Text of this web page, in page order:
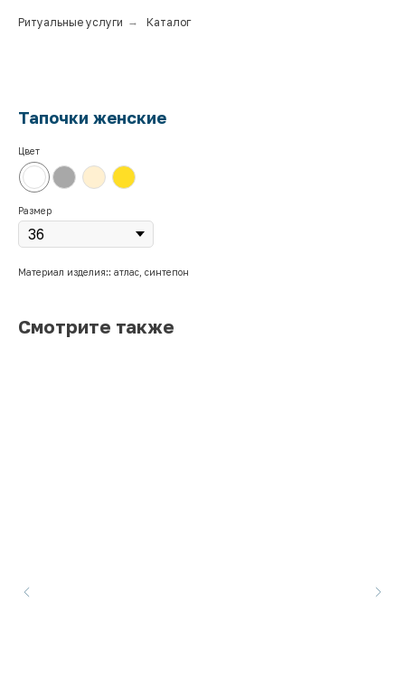
Ритуальные услуги → Каталог
Тапочки женские
Цвет
Размер
Материал изделия:: атлас, синтепон
Смотрите также